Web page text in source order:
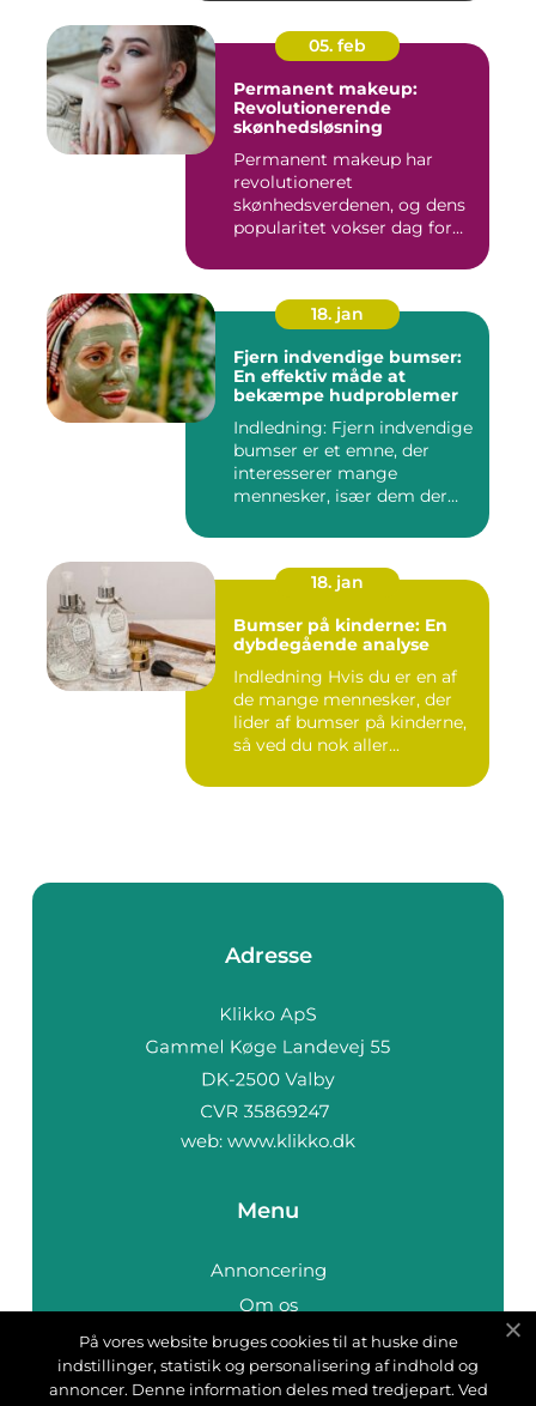
05. feb
Permanent makeup:
Revolutionerende
skønhedsløsning
Permanent makeup har
revolutioneret
skønhedsverdenen, og dens
popularitet vokser dag for
18. jan
Fjern indvendige bumser:
En effektiv måde at
bekæmpe hudproblemer
Indledning: Fjern indvendige
bumser er et emne, der
interesserer mange
mennesker, især dem der
18. jan
Bumser på kinderne: En
dybdegående analyse
Indledning Hvis du er en af
de mange mennesker, der
lider af bumser på kinderne,
så ved du nok aller...
Adresse
web: www.klikko.dk
Menu
Annoncering
Om os
Cookies
Kontakt os
På vores website bruges cookies til at huske dine
indstillinger, statistik og personalisering af indhold og
annoncer. Denne information deles med tredjepart. Ved